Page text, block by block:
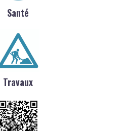
Santé
Travaux